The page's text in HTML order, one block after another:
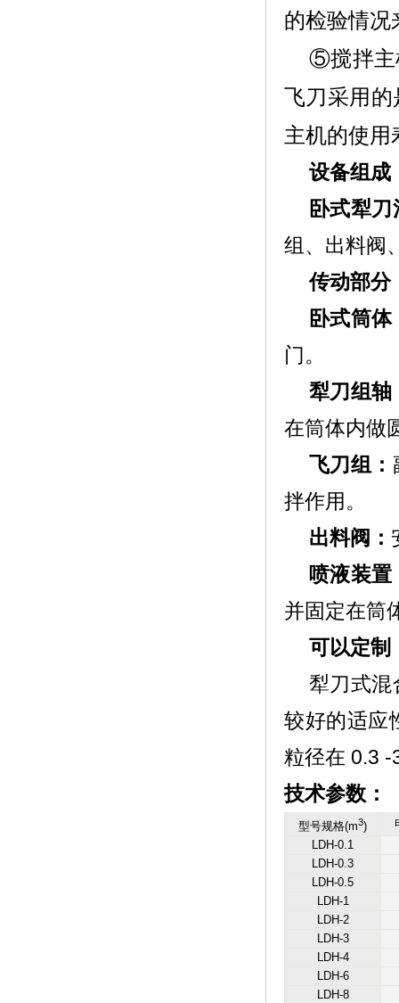
的检验情况
⑤搅拌主
飞刀采用
主机的使用
设备组成
卧式犁
组、出料阀
传动部分
卧式筒体
门。
犁刀组轴
在筒体内做
飞刀组：
拌作用。
出料阀：
喷液装置
并固定在筒
可以定制
犁刀式混
较好的适应
粒径在 0.3 -
技术参数：
型号规格(m3)
LDH-0.1
LDH-0.3
LDH-0.5
LDH-1
LDH-2
LDH-3
LDH-4
LDH-6
LDH-8